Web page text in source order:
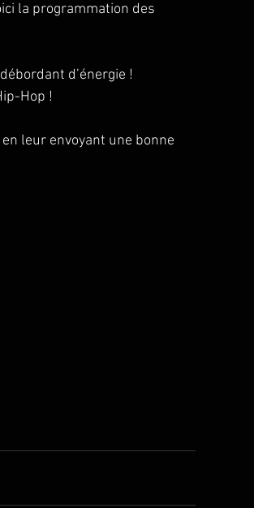
la programmation des
d’énergie !
Hop !
leur envoyant une bonne